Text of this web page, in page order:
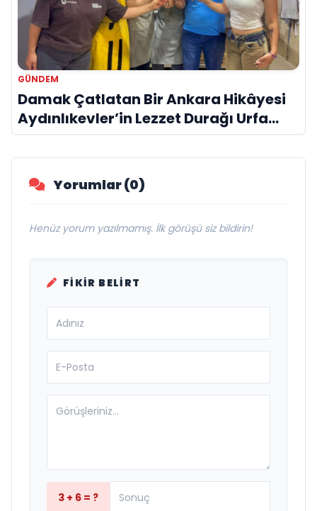
GÜNDEM
Damak Çatlatan Bir Ankara Hikâyesi
Aydınlıkevler’in Lezzet Durağı Urfa
Damak
Yorumlar (0)
Henüz yorum yazılmamış. İlk görüşü siz bildirin!
FIKIR BELIRT
3 + 6 = ?